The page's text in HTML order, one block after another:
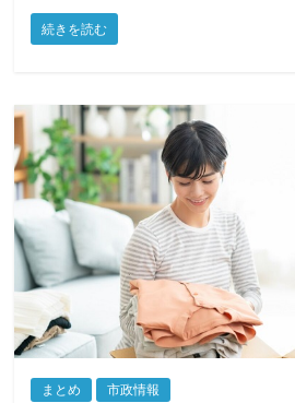
です。 今回はそんな珍しい